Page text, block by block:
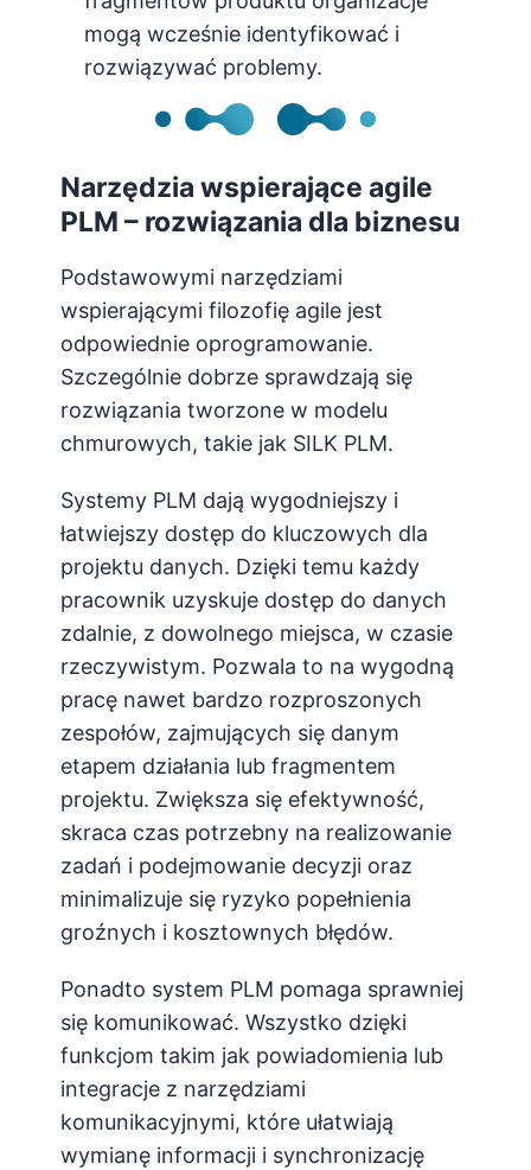
mogą wcześnie identyfikować i
rozwiązywać problemy.
Narzędzia wspierające agile
PLM – rozwiązania dla biznesu
Podstawowymi narzędziami
wspierającymi filozofię agile jest
odpowiednie oprogramowanie.
Szczególnie dobrze sprawdzają się
rozwiązania tworzone w modelu
chmurowych, takie jak SILK PLM.
Systemy PLM dają wygodniejszy i
łatwiejszy dostęp do kluczowych dla
projektu danych. Dzięki temu każdy
pracownik uzyskuje dostęp do danych
zdalnie, z dowolnego miejsca, w czasie
rzeczywistym. Pozwala to na wygodną
pracę nawet bardzo rozproszonych
zespołów, zajmujących się danym
etapem działania lub fragmentem
projektu. Zwiększa się efektywność,
skraca czas potrzebny na realizowanie
zadań i podejmowanie decyzji oraz
minimalizuje się ryzyko popełnienia
groźnych i kosztownych błędów.
Ponadto system PLM pomaga sprawniej
się komunikować. Wszystko dzięki
funkcjom takim jak powiadomienia lub
integracje z narzędziami
komunikacyjnymi, które ułatwiają
wymianę informacji i synchronizację